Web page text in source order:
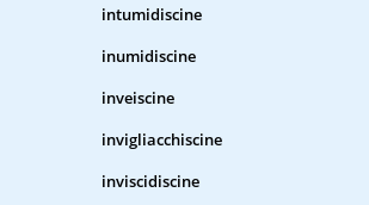
intumidiscine
inumidiscine
inveiscine
invigliacchiscine
inviscidiscine